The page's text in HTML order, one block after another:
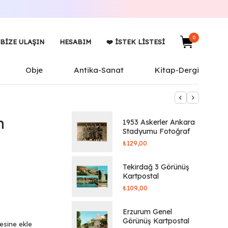
BIZE ULAŞIN HESABIM ❤️ İSTEK LISTESI
0
Obje Antika-Sanat Kitap-Dergi
ekle
1953 Askerler Ankara
Stadyumu Fotoğraf
₺129,00
Tekirdağ 3 Görünüş
Kartpostal
₺109,00
Erzurum Genel
Görünüş Kartpostal